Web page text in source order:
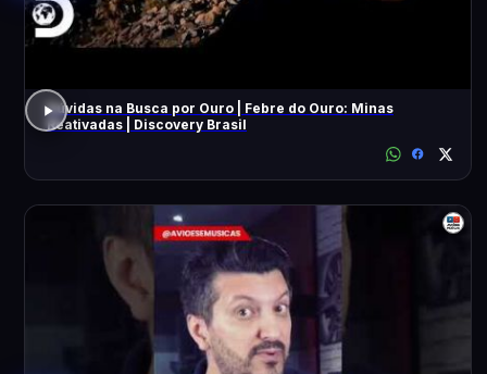
Dúvidas na Busca por Ouro | Febre do Ouro: Minas
Reativadas | Discovery Brasil